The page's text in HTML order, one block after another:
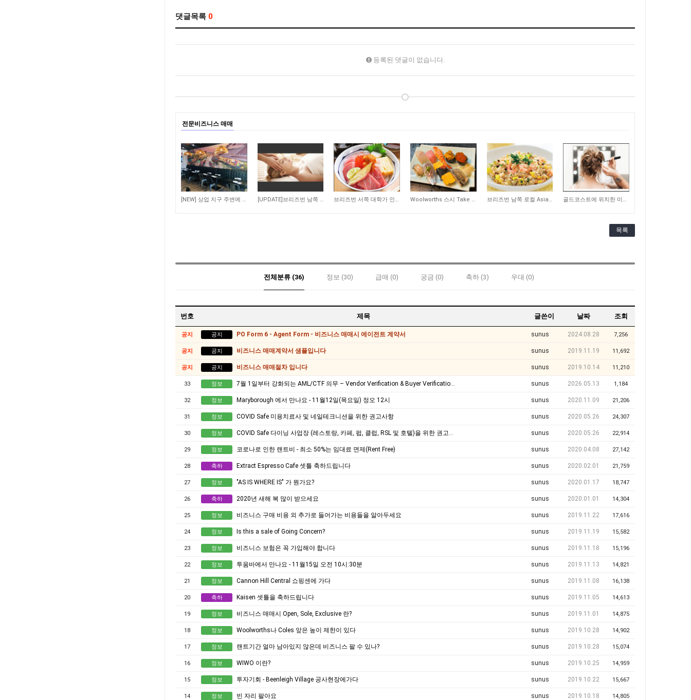
댓글목록 0
등록된 댓글이 없습니다.
전문비즈니스 매매
18 [NEW] 상업 지구 주변에 위치한 저렴한 렌트비의 수익률 좋은 타이 테이크 어웨이 샾 매… 22 [UPDATE]브리즈번 남쪽 저렴한 렌트비 마사지 샾 323 브리즈번 서쪽 대학가 인근 일식당 매매 합니다 351 Woolworths 스시 Take Away 숍 매매합니다 320 브리즈번 남쪽 로컬 Asian 식당 매매합니다 229 골드코스트에 위치한 미용실 매매합니다
목록
전체분류 (36) 정보 (30) 급매 (0) 궁금 (0) 축하 (3) 우대 (0)
번호 제목 글쓴이 날짜 조회
공지 공지 PO Form 6 - Agent Form - 비즈니스 매매시 에이전트 계약서 sunus 2024.08.28 7,256
공지 공지 비즈니스 매매계약서 샘플입니다 sunus 2019.11.19 11,692
공지 공지 비즈니스 매매절차 입니다 sunus 2019.10.14 11,210
33 정보 7월 1일부터 강화되는 AML/CTF 의무 – Vendor Verification & Buyer Verification 꼭 확인하세요. sunus 2026.05.13 1,184
32 정보 Maryborough 에서 만나요 - 11월12일(목요일) 정오 12시 sunus 2020.11.09 21,206
31 정보 COVID Safe 미용치료사 및 네일테크니션을 위한 권고사항 sunus 2020.05.26 24,307
30 정보 COVID Safe 다이닝 사업장 (레스토랑, 카페, 펍, 클럽, RSL 및 호텔)을 위한 권고사항. sunus 2020.05.26 22,914
29 정보 코로나로 인한 랜트비 - 최소 50%는 임대료 면제(Rent Free) sunus 2020.04.08 27,142
28 축하 Extract Espresso Cafe 셋틀 축하드립니다 sunus 2020.02.01 21,759
27 정보 "AS IS WHERE IS" 가 뭔가요? sunus 2020.01.17 18,747
26 축하 2020년 새해 복 많이 받으세요 sunus 2020.01.01 14,304
25 정보 비즈니스 구매 비용 외 추가로 들어가는 비용들을 알아두세요 sunus 2019.11.22 17,616
24 정보 Is this a sale of Going Concern? sunus 2019.11.19 15,582
23 정보 비즈니스 보험은 꼭 가입해야 합니다 sunus 2019.11.18 15,196
22 정보 투움바에서 만나요 - 11월15일 오전 10시:30분 sunus 2019.11.13 14,821
21 정보 Cannon Hill Central 쇼핑센에 가다 sunus 2019.11.08 16,138
20 축하 Kaisen 셋틀을 축하드립니다 sunus 2019.11.05 14,613
19 정보 비즈니스 매매시 Open, Sole, Exclusive 란? sunus 2019.11.01 14,875
18 정보 Woolworths나 Coles 앞은 높이 제한이 있다 sunus 2019.10.28 14,902
17 정보 랜트기간 얼마 남아있지 않은데 비즈니스 팔 수 있나? sunus 2019.10.28 15,074
16 정보 WIWO 이란? sunus 2019.10.25 14,959
15 정보 투자기회 - Beenleigh Village 공사현장에가다 sunus 2019.10.22 15,667
14 정보 빈 자리 팔아요 sunus 2019.10.18 14,805